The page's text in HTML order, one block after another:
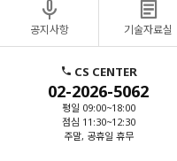
공지사항 기술자료실
CS CENTER
02-2026-5062
평일 09:00~18:00
점심 11:30~12:30
주말, 공휴일 휴무